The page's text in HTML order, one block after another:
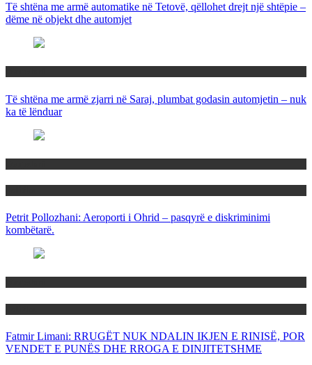
Të shtëna me armë automatike në Tetovë, qëllohet drejt një shtëpie –
dëme në objekt dhe automjet
Të shtëna me armë zjarri në Saraj, plumbat godasin automjetin – nuk
ka të lënduar
Petrit Pollozhani: Aeroporti i Ohrid – pasqyrë e diskriminimi
kombëtarë.
Fatmir Limani: RRUGËT NUK NDALIN IKJEN E RINISË, POR
VENDET E PUNËS DHE RROGA E DINJITETSHME